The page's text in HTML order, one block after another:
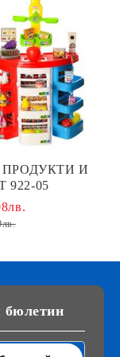
И
05
бюлетин